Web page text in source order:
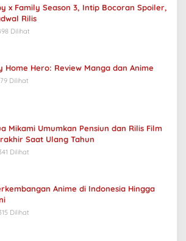
x Family Season 3, Intip Bocoran Spoiler,
Rilis
Dilihat
Home Hero: Review Manga dan Anime
Dilihat
Mikami Umumkan Pensiun dan Rilis Film
Saat Ulang Tahun
Dilihat
Anime di Indonesia Hingga
Dilihat